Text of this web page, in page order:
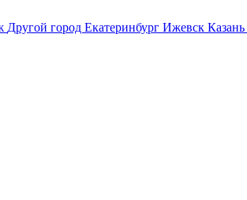
Другой город Екатеринбург Ижевск Казань